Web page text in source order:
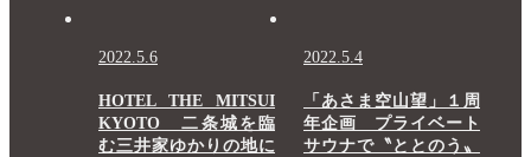
2022.5.6
HOTEL THE MITSUI
KYOTO 二条城を臨
む三井家ゆかりの地に
2022.5.4
「あさま空山望」１周
年企画 プライベート
サウナで〝ととのう〟